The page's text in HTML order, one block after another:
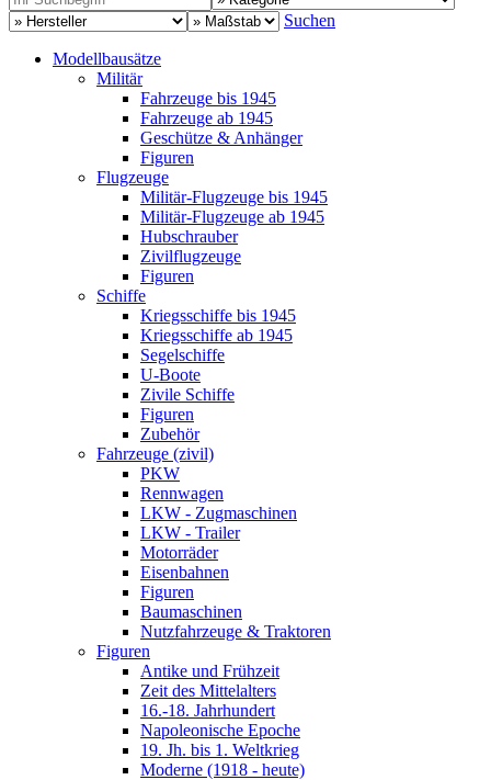
Suchen
Modellbausätze
Militär
Fahrzeuge bis 1945
Fahrzeuge ab 1945
Geschütze & Anhänger
Figuren
Flugzeuge
Militär-Flugzeuge bis 1945
Militär-Flugzeuge ab 1945
Hubschrauber
Zivilflugzeuge
Figuren
Schiffe
Kriegsschiffe bis 1945
Kriegsschiffe ab 1945
Segelschiffe
U-Boote
Zivile Schiffe
Figuren
Zubehör
Fahrzeuge (zivil)
PKW
Rennwagen
LKW - Zugmaschinen
LKW - Trailer
Motorräder
Eisenbahnen
Figuren
Baumaschinen
Nutzfahrzeuge & Traktoren
Figuren
Antike und Frühzeit
Zeit des Mittelalters
16.-18. Jahrhundert
Napoleonische Epoche
19. Jh. bis 1. Weltkrieg
Moderne (1918 - heute)